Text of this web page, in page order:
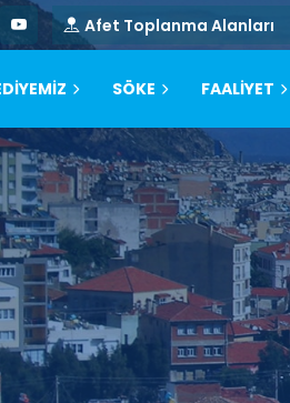
Afet Toplanma Alanları
SÖKE FAALİYET